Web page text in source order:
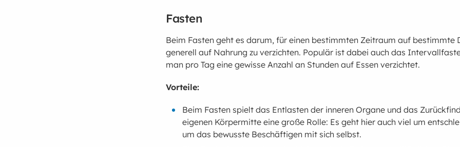
Fasten
Beim Fasten geht es darum, für einen bestimmten Zeitraum auf bestimmte
generell auf Nahrung zu verzichten. Populär ist dabei auch das
man pro Tag eine gewisse Anzahl an Stunden auf Essen verzichtet.
Vorteile:
Beim Fasten spielt das Entlasten der inneren Organe und das
eigenen Körpermitte eine große Rolle: Es geht hier auch viel um
um das bewusste Beschäftigen mit sich selbst.